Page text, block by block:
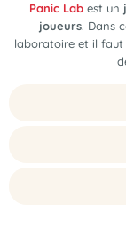
Panic Lab est un
joueurs. Dans
laboratoire et il faut